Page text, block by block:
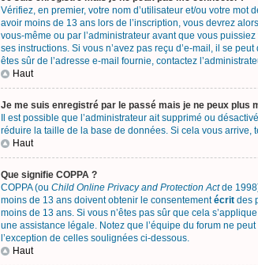
Vérifiez, en premier, votre nom d’utilisateur et/ou votre mot
avoir moins de 13 ans lors de l’inscription, vous devrez
vous-même ou par l’administrateur avant que vous
ses instructions. Si vous n’avez pas reçu d’e-mail, il se
êtes sûr de l’adresse e-mail fournie, contactez
Haut
Je me suis enregistré par le passé mais je ne peux plus
Il est possible que l’administrateur ait supprimé ou
réduire la taille de la base de données. Si cela vous arrive,
Haut
Que signifie COPPA ?
COPPA (ou Child Online Privacy and Protection Actde
moins de 13 ans doivent obtenir le consentementécrit des
moins de 13 ans. Si vous n’êtes pas sûr que cela
une assistance légale. Notez que l’équipe du forum ne
l’exception de celles soulignées ci-dessous.
Haut